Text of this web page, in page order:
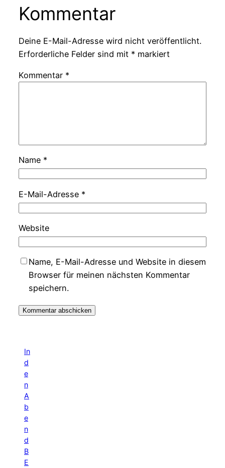
Kommentar
Deine E-Mail-Adresse wird nicht veröffentlicht.
Erforderliche Felder sind mit * markiert
Kommentar *
Name *
E-Mail-Adresse *
Website
Name, E-Mail-Adresse und Website in diesem
Browser für meinen nächsten Kommentar
speichern.
In
d
e
n
A
b
e
n
d
B
E